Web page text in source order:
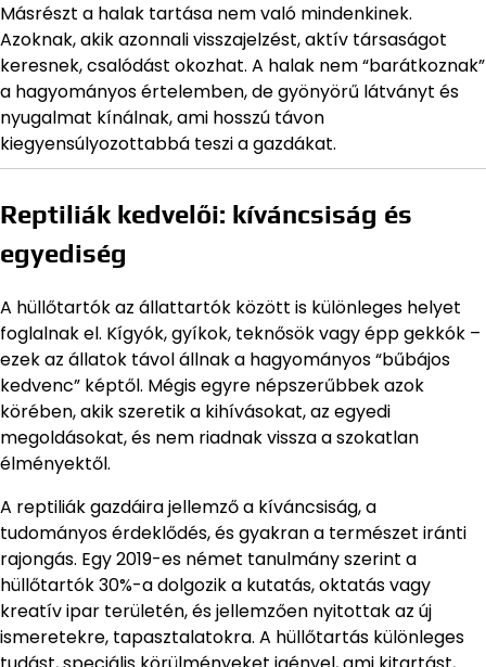
Másrészt a halak tartása nem való mindenkinek.
Azoknak, akik azonnali visszajelzést, aktív társaságot
keresnek, csalódást okozhat. A halak nem “barátkoznak”
a hagyományos értelemben, de gyönyörű látványt és
nyugalmat kínálnak, ami hosszú távon
kiegyensúlyozottabbá teszi a gazdákat.
Reptiliák kedvelői: kíváncsiság és
egyediség
A hüllőtartók az állattartók között is különleges helyet
foglalnak el. Kígyók, gyíkok, teknősök vagy épp gekkók –
ezek az állatok távol állnak a hagyományos “bűbájos
kedvenc” képtől. Mégis egyre népszerűbbek azok
körében, akik szeretik a kihívásokat, az egyedi
megoldásokat, és nem riadnak vissza a szokatlan
élményektől.
A reptiliák gazdáira jellemző a kíváncsiság, a
tudományos érdeklődés, és gyakran a természet iránti
rajongás. Egy 2019-es német tanulmány szerint a
hüllőtartók 30%-a dolgozik a kutatás, oktatás vagy
kreatív ipar területén, és jellemzően nyitottak az új
ismeretekre, tapasztalatokra. A hüllőtartás különleges